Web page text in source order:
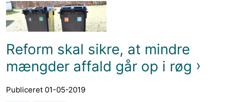
Reform skal sikre, at mindre
mængder affald går op i røg
Publiceret 01-05-2019